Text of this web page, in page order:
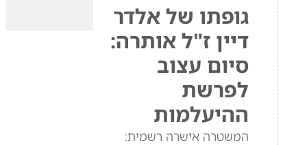
גופתו של אלדר
דיין ז"ל אותרה:
סיום עצוב
לפרשת
ההיעלמות
המשטרה אישרה רשמית: